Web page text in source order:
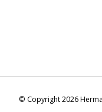
© Copyright 2026